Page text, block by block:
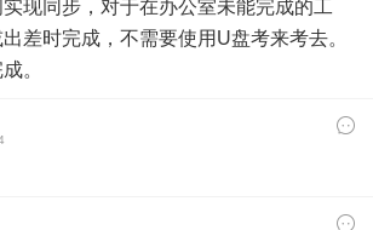
现同步，对于在办公室未能完成的工
差时完成，不需要使用U盘考来考去。
。